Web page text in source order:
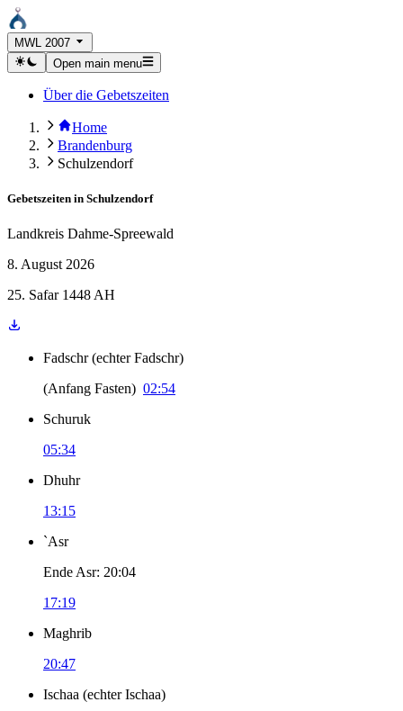
MWL 2007
Open main menu
Über die Gebetszeiten
Home
Brandenburg
Schulzendorf
Gebetszeiten in Schulzendorf
Landkreis Dahme-Spreewald
8. August 2026
25. Safar 1448 AH
Fadschr (echter Fadschr)
(Anfang Fasten) 02:54
Schuruk
05:34
Dhuhr
13:15
`Asr
Ende Asr: 20:04
17:19
Maghrib
20:47
Ischaa (echter Ischaa)